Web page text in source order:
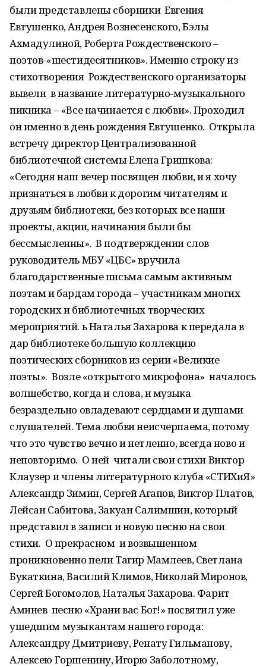
были представлены сборники Евгения
Евтушенко, Андрея Вознесенского, Бэлы
Ахмадулиной, Роберта Рождественского –
поэтов-«шестидесятников». Именно строку из
стихотворения Рождественского организаторы
вывели в название литературно-музыкального
пикника – «Все начинается с любви». Проходил
он именно в день рождения Евтушенко. Открыла
встречу директор Централизованной
библиотечной системы Елена Гришкова:
«Сегодня наш вечер посвящен любви, и я хочу
признаться в любви к дорогим читателям и
друзьям библиотеки, без которых все наши
проекты, акции, начинания были бы
бессмысленны». В подтверждении слов
руководитель МБУ «ЦБС» вручила
благодарственные письма самым активным
поэтам и бардам города – участникам многих
городских и библиотечных творческих
мероприятий. ь Наталья Захарова к передала в
дар библиотеке большую коллекцию
поэтических сборников из серии «Великие
поэты». Возле «открытого микрофона» началось
волшебство, когда и слова, и музыка
безраздельно овладевают сердцами и душами
слушателей. Тема любви неисчерпаема, потому
что это чувство вечно и нетленно, всегда ново и
неповторимо. О ней читали свои стихи Виктор
Клаузер и члены литературного клуба «СТИХиЯ»
Александр Зимин, Сергей Агапов, Виктор Платов,
Лейсан Сабитова, Закуан Салимшин, который
представил в записи и новую песню на свои
стихи. О прекрасном и возвышенном
проникновенно пели Тагир Мамлеев, Светлана
Букаткина, Василий Климов, Николай Миронов,
Сергей Богомолов, Наталья Захарова. Фарит
Аминев песню «Храни вас Бог!» посвятил уже
ушедшим музыкантам нашего города:
Александру Дмитриеву, Ренату Гильманову,
Алексею Горшенину, Игорю Заболотному,